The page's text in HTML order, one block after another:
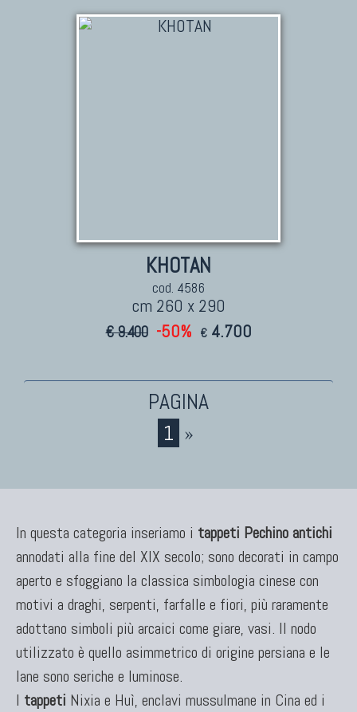
KHOTAN
cod. 4586
cm 260 x 290
€ 9.400 -50% € 4.700
1 »
In questa categoria inseriamo i tappeti Pechino antichi
annodati alla fine del XIX secolo; sono decorati in campo
aperto e sfoggiano la classica simbologia cinese con
motivi a draghi, serpenti, farfalle e fiori, più raramente
adottano simboli più arcaici come giare, vasi. Il nodo
utilizzato è quello asimmetrico di origine persiana e le
lane sono seriche e luminose.
I tappeti Nixia e Huì, enclavi mussulmane in Cina ed i